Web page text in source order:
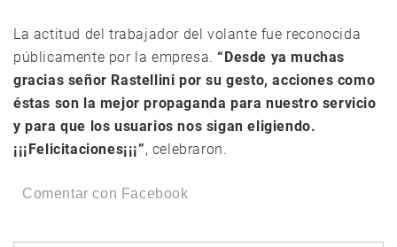
La actitud del trabajador del volante fue reconocida
públicamente por la empresa.“Desde ya muchas
gracias señor Rastellini por su gesto, acciones como
éstas son la mejor propaganda para nuestro servicio
y para que los usuarios nos sigan eligiendo.
¡¡¡Felicitaciones¡¡¡”, celebraron.
Comentar con Facebook